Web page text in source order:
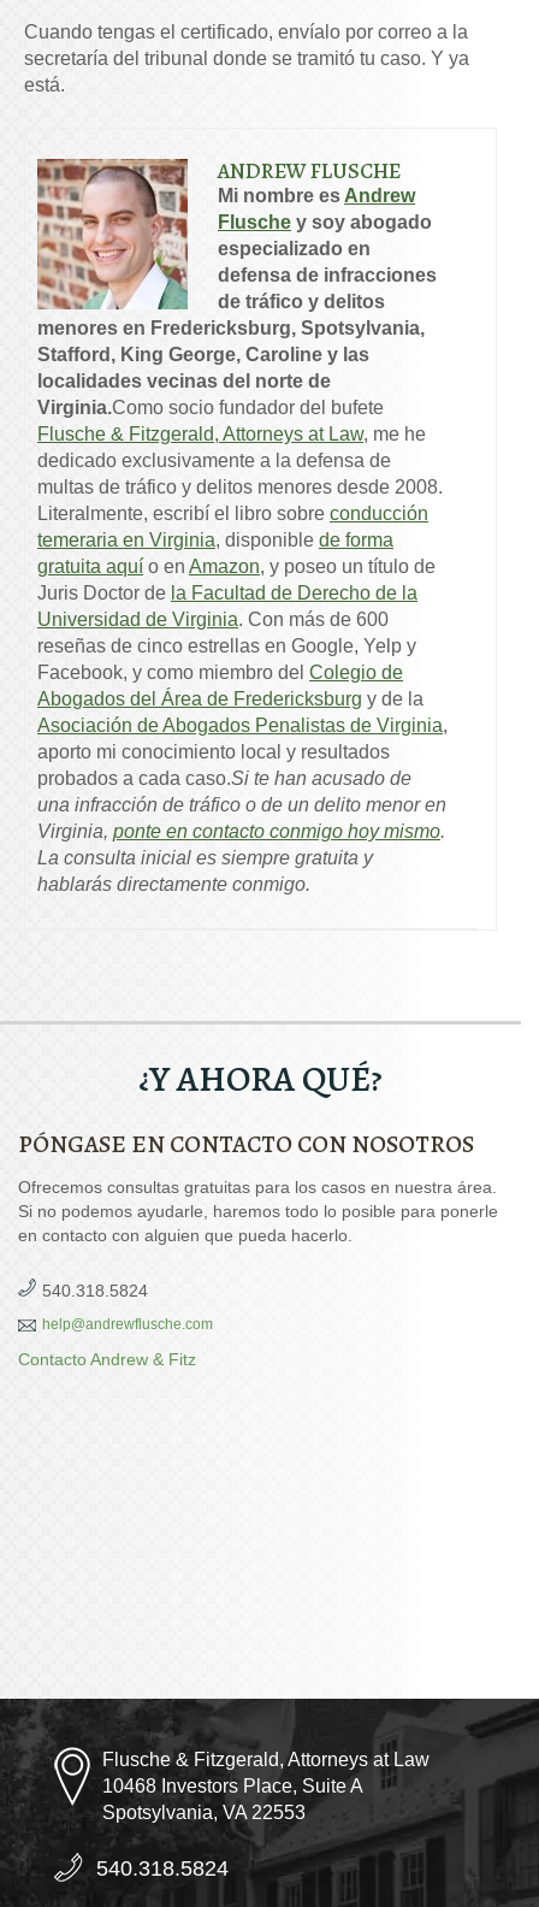
Cuando tengas el certificado, envíalo por correo a la
secretaría del tribunal donde se tramitó tu caso. Y ya
está.
ANDREW FLUSCHE
Mi nombre es Andrew
Flusche y soy abogado
especializado en
defensa de infracciones
de tráfico y delitos
menores en Fredericksburg, Spotsylvania,
Stafford, King George, Caroline y las
localidades vecinas del norte de
Virginia.Como socio fundador del bufete
Flusche & Fitzgerald, Attorneys at Law, me he
dedicado exclusivamente a la defensa de
multas de tráfico y delitos menores desde 2008.
Literalmente, escribí el libro sobre conducción
temeraria en Virginia, disponible de forma
gratuita aquí o en Amazon, y poseo un título de
Juris Doctor de la Facultad de Derecho de la
Universidad de Virginia. Con más de 600
reseñas de cinco estrellas en Google, Yelp y
Facebook, y como miembro del Colegio de
Abogados del Área de Fredericksburg y de la
Asociación de Abogados Penalistas de Virginia,
aporto mi conocimiento local y resultados
probados a cada caso.Si te han acusado de
una infracción de tráfico o de un delito menor en
Virginia, ponte en contacto conmigo hoy mismo.
La consulta inicial es siempre gratuita y
hablarás directamente conmigo.
¿Y AHORA QUÉ?
PÓNGASE EN CONTACTO CON NOSOTROS
Ofrecemos consultas gratuitas para los casos en nuestra área.
Si no podemos ayudarle, haremos todo lo posible para ponerle
en contacto con alguien que pueda hacerlo.
540.318.5824
help@andrewflusche.com
Contacto Andrew & Fitz
Flusche & Fitzgerald, Attorneys at Law
10468 Investors Place, Suite A
Spotsylvania, VA 22553
540.318.5824